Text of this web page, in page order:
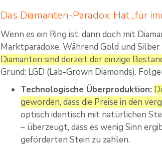
Das Diamanten-Paradox: Hat „für
Wenn es ein Ring ist, dann doch mit
Marktparadoxe. Während Gold und
Diamanten sind derzeit der einzige
Grund: LGD (Lab-Grown Diamonds).
Technologische Überproduktion:
geworden, dass die Preise in den
optisch identisch mit natürlichen
– überzeugt, dass es wenig Sinn
geförderten Stein zu zahlen.